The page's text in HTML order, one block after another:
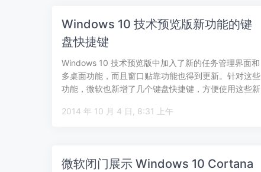
Windows 10 技术预览版新功能的键
盘快捷键
Windows 10 技术预览版中加入了新的任务管理界面和
多桌面功能，而且窗口贴靠功能也得到更新。针对这些
功能，微软也新增了几个键盘快捷键，方便使用这些新
2014 年 10 月 4 日, 8:31 上午
微软闭门展示 Windows 10 Cortana